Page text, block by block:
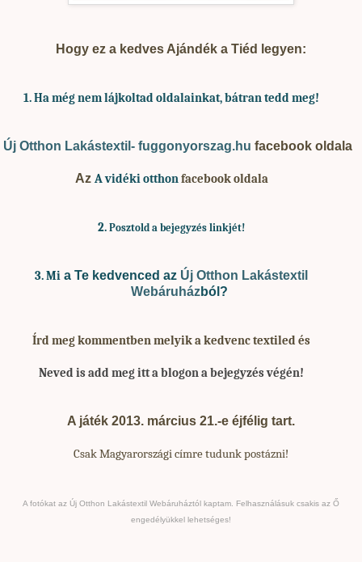
Hogy ez a kedves Ajándék a Tiéd legyen:
1. Hamég nem lájkoltad oldalainkat, bátran tedd meg!
Új Otthon Lakástextil- fuggonyorszag.hu facebook oldala
Az A vidéki otthonfacebook oldala
2. Posztold a bejegyzés linkjét!
3. Mi a Te kedvenced az Új Otthon Lakástextil
Webáruházból?
Írd meg kommentben melyik a kedvenc textiled és
Neved is add meg itt a blogon a bejegyzés végén!
A játék 2013. március 21.-e éjfélig tart.
Csak Magyarországi címre tudunk postázni!
A fotókat az Új Otthon Lakástextil Webáruháztól kaptam. Felhasználásuk csakis az Ő
engedélyükkel lehetséges!